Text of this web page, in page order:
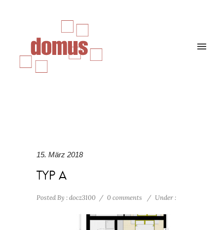
15. März 2018
TYP A
Posted By : docz3100 / 0 comments / Under :